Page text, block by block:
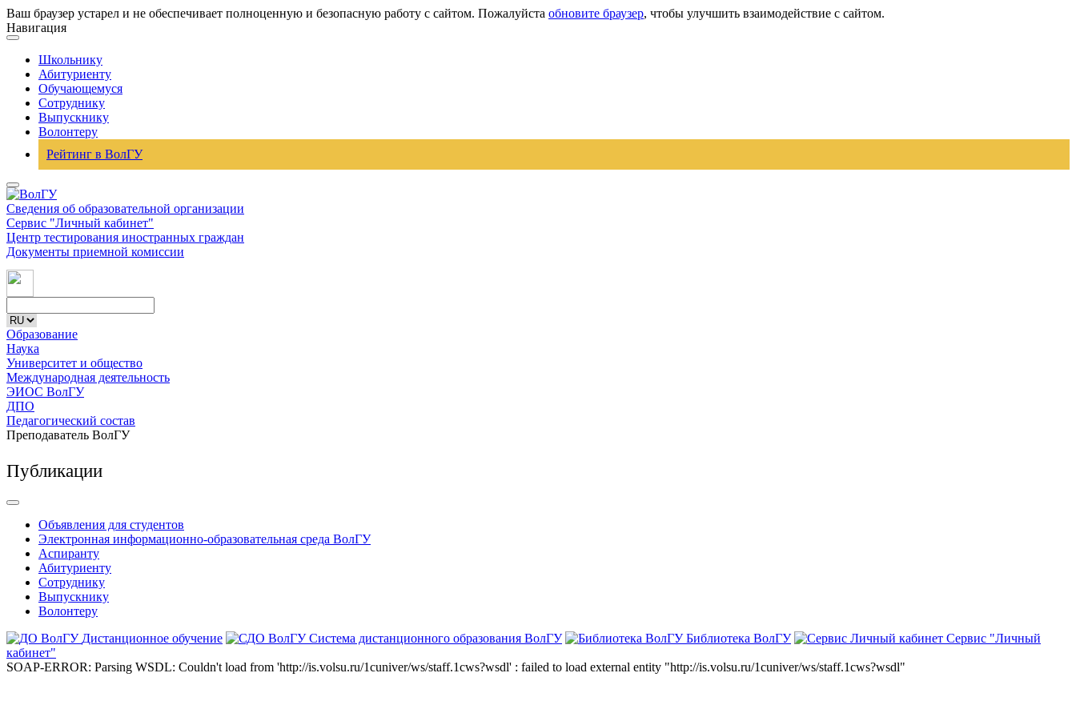
Ваш браузер устарел и не обеспечивает полноценную и безопасную работу с сайтом. Пожалуйста обновите браузер, чтобы улучшить взаимодействие с сайтом.
Навигация
Школьнику
Абитуриенту
Обучающемуся
Сотруднику
Выпускнику
Волонтеру
Рейтинг в ВолГУ
Сведения об образовательной организации
Сервис "Личный кабинет"
Центр тестирования иностранных граждан
Документы приемной комиссии
Образование
Наука
Университет и общество
Международная деятельность
ЭИОС ВолГУ
ДПО
Педагогический состав
Преподаватель ВолГУ
Публикации
Объявления для студентов
Электронная информационно-образовательная среда ВолГУ
Аспиранту
Абитуриенту
Сотруднику
Выпускнику
Волонтеру
Дистанционное обучение
Система дистанционного образования ВолГУ Библиотека ВолГУ
Сервис "Личный
кабинет"
SOAP-ERROR: Parsing WSDL: Couldn't load from 'http://is.volsu.ru/1cuniver/ws/staff.1cws?wsdl' : failed to load external entity "http://is.volsu.ru/1cuniver/ws/staff.1cws?wsdl"